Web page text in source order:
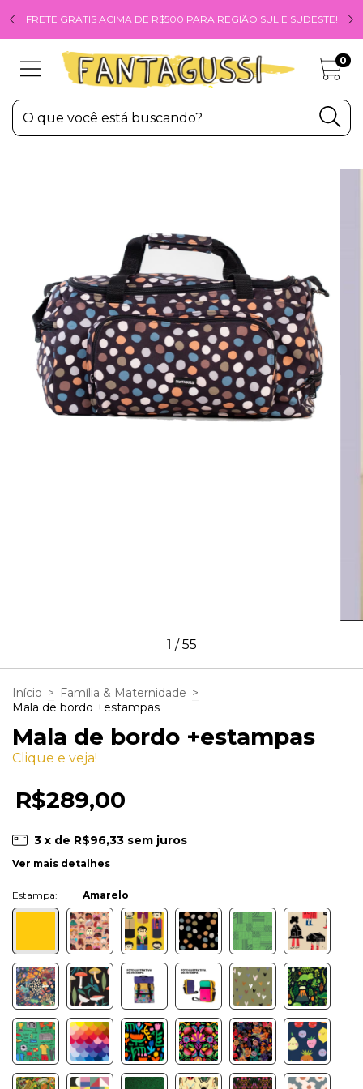
FRETE GRÁTIS ACIMA DE R$500 PARA REGIÃO SUL E SUDESTE!
0
1 /55
Início > Família & Maternidade >
Mala de bordo +estampas
Mala de bordo +estampas
Clique e veja!
R$289,00
3 x de R$96,33 sem juros
Ver mais detalhes
Amarelo